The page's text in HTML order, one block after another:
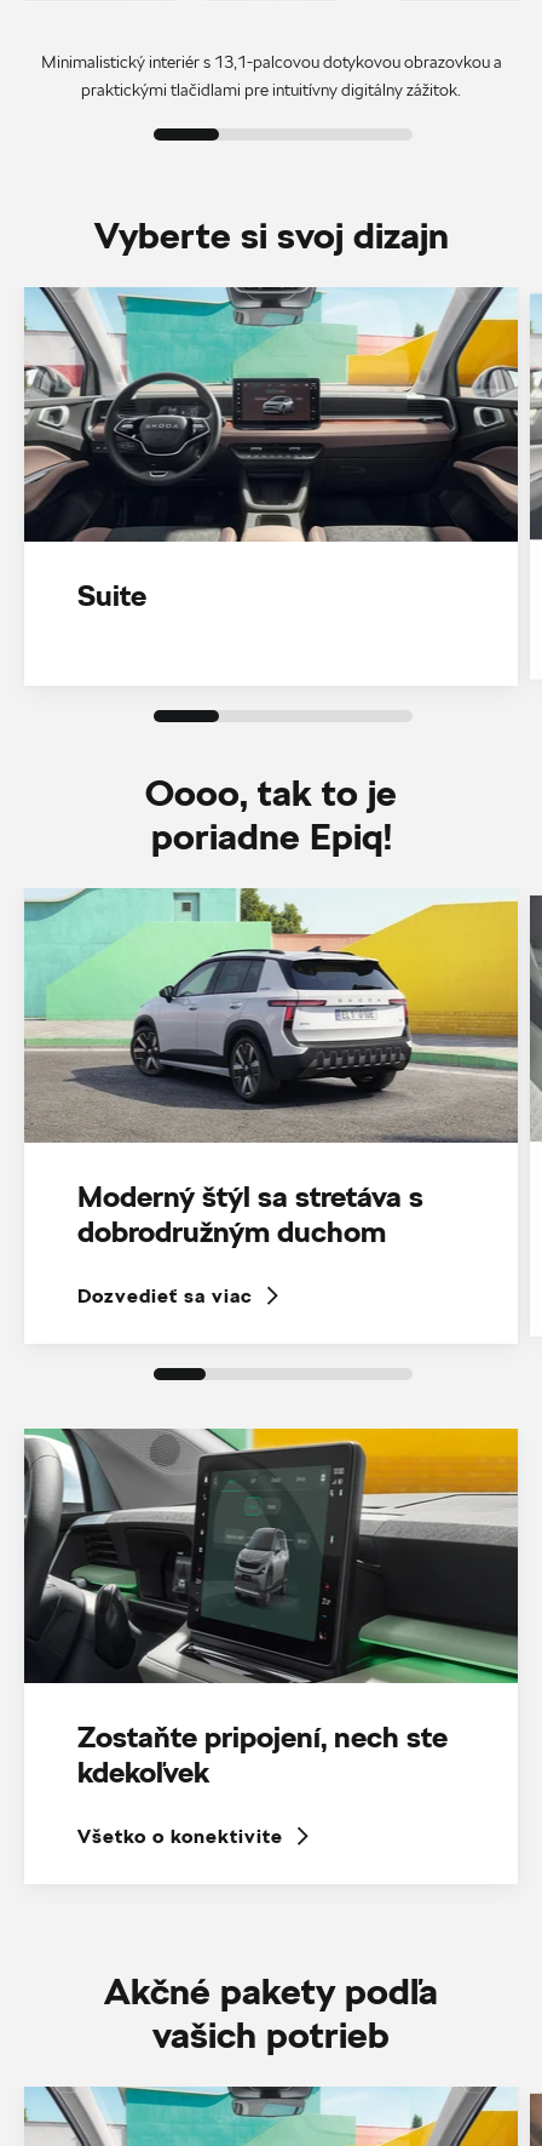
Minimalistický interiér s 13,1-palcovou dotykovou obrazovkou a
praktickými tlačidlami pre intuitívny digitálny zážitok.
Vyberte si svoj dizajn
Suite
Oooo, tak to je
poriadne Epiq!
Moderný štýl sa stretáva s
dobrodružným duchom
Dozvedieť sa viac
Zostaňte pripojení, nech ste
kdekoľvek
Všetko o konektivite
Akčné pakety podľa
vašich potrieb